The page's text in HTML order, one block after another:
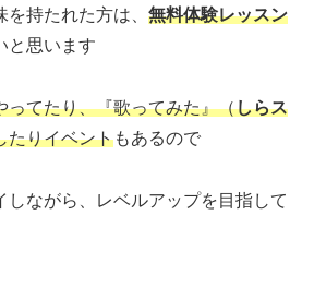
持たれた方は、 無料体験レッスン
と思います
ってたり、『歌ってみた』（しらス
たりイベントもあるので
しながら、レベルアップを目指して